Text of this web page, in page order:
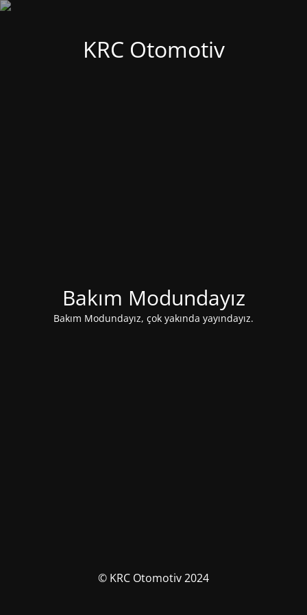
KRC Otomotiv
Bakım Modundayız
Bakım Modundayız, çok yakında yayındayız.
© KRC Otomotiv 2024